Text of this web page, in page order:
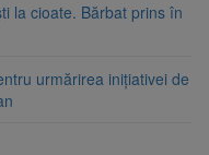
la cioate. Bărbat prins în
urmărirea inițiativei de